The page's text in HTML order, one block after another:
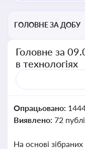
ГОЛОВНЕ ЗА ДОБУ
Головне за
в технологіях
Опрацьовано:
Виявлено: 72
На основі